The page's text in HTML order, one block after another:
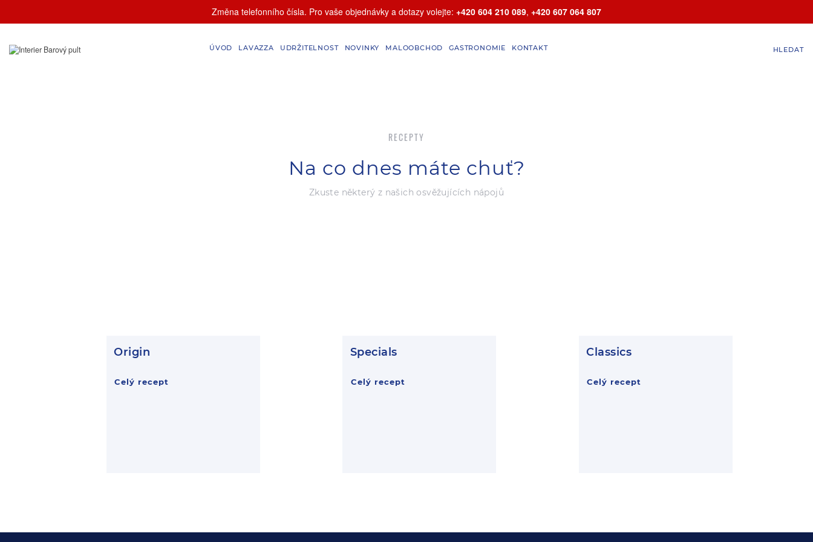
Změna telefonního čísla. Pro vaše objednávky a dotazy volejte: +420 604 210 089, +420 607 064 807
ÚVOD LAVAZZA UDRŽITELNOST NOVINKY MALOOBCHOD GASTRONOMIE KONTAKT HLEDAT
RECEPTY
Na co dnes máte chuť?
Zkuste některý z našich osvěžujících nápojů
Origin
Celý recept
Specials
Celý recept
Classics
Celý recept